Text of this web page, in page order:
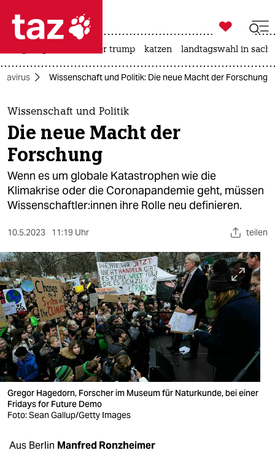
 taz zahl ich
taz zahl ich
themen
politik
öko
gesellschaft
sport
berlin
nord
wahrheit
verlag
verlag
veranstaltungen

taz zahl ich
usa unter trump katzen landtagswahl in
Wissenschaft und Politik: Die neue Macht der Forschung
Wissenschaft und Politik
Die neue Macht der
Forschung
Wenn es um globale Katastrophen wie die
Klimakrise oder die Coronapandemie geht, müssen
Wis­sen­schaft­le­r:in­nen ihre Rolle neu definieren.
10.5.2023 11:19 Uhr teilen
Gregor Hagedorn, Forscher im Museum für Naturkunde, bei einer
Fridays for Future Demo
Foto: Sean Gallup/Getty Images
Aus Berlin Manfred Ronzheimer